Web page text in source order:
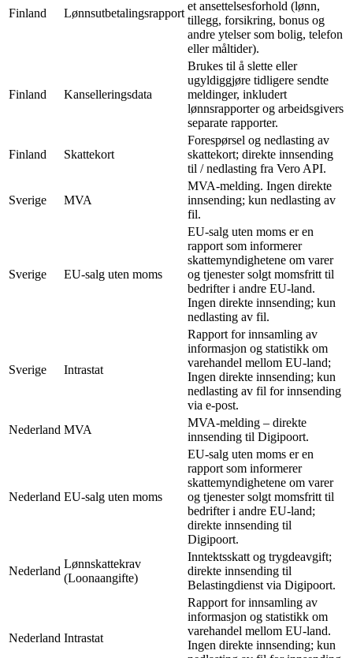
Finland Lønnsutbetalingsrapport
et ansettelsesforhold (lønn,
tillegg, forsikring, bonus og
andre ytelser som bolig, telefon
eller måltider).
Finland Kanselleringsdata
Brukes til å slette eller
ugyldiggjøre tidligere sendte
meldinger, inkludert
lønnsrapporter og arbeidsgivers
separate rapporter.
Finland Skattekort
Forespørsel og nedlasting av
skattekort; direkte innsending
til / nedlasting fra Vero API.
Sverige MVA
MVA-melding. Ingen direkte
innsending; kun nedlasting av
fil.
Sverige EU-salg uten moms
EU-salg uten moms er en
rapport som informerer
skattemyndighetene om varer
og tjenester solgt momsfritt til
bedrifter i andre EU-land.
Ingen direkte innsending; kun
nedlasting av fil.
Sverige Intrastat
Rapport for innsamling av
informasjon og statistikk om
varehandel mellom EU-land;
Ingen direkte innsending; kun
nedlasting av fil for innsending
via e-post.
Nederland MVA
MVA-melding – direkte
innsending til Digipoort.
Nederland EU-salg uten moms
EU-salg uten moms er en
rapport som informerer
skattemyndighetene om varer
og tjenester solgt momsfritt til
bedrifter i andre EU-land;
direkte innsending til
Digipoort.
Nederland
Lønnskattekrav
(Loonaangifte)
Inntektsskatt og trygdeavgift;
direkte innsending til
Belastingdienst via Digipoort.
Nederland Intrastat
Rapport for innsamling av
informasjon og statistikk om
varehandel mellom EU-land.
Ingen direkte innsending; kun